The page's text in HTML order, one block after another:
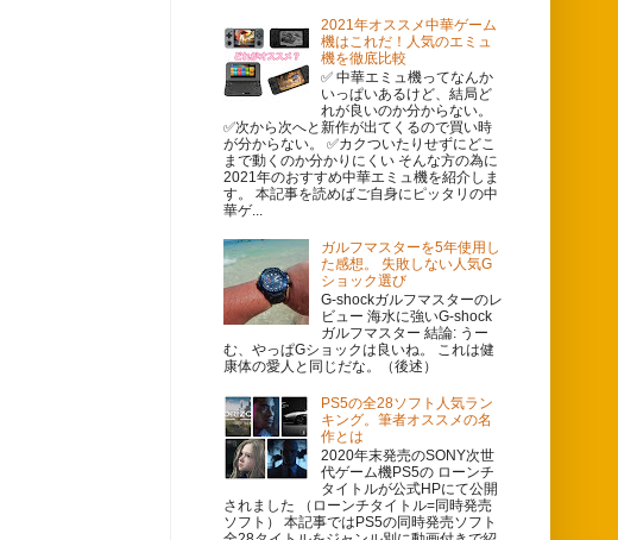
2021年オススメ中華ゲーム
機はこれだ！人気のエミュ
機を徹底比較
✅ 中華エミュ機ってなんか
いっぱいあるけど、結局ど
れが良いのか分からない。
✅次から次へと新作が出てくるので買い時
が分からない。 ✅カクついたりせずにどこ
まで動くのか分かりにくい そんな方の為に
2021年のおすすめ中華エミュ機を紹介しま
す。 本記事を読めばご自身にピッタリの中
華ゲ...
ガルフマスターを5年使用し
た感想。 失敗しない人気G
ショック選び
G-shockガルフマスターのレ
ビュー 海水に強いG-shock
ガルフマスター 結論: うー
む、やっぱGショックは良いね。 これは健
康体の愛人と同じだな。（後述）
PS5の全28ソフト人気ラン
キング。筆者オススメの名
作とは
2020年末発売のSONY次世
代ゲーム機PS5の ローンチ
タイトルが公式HPにて公開
されました （ローンチタイトル=同時発売
ソフト） 本記事ではPS5の同時発売ソフト